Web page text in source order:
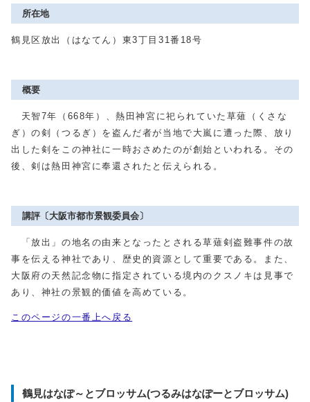
所在地
鶴見区放出（はなてん）東3丁目31番18号
概要
天智7年（668年）、熱田神宮に祀られていた草薙（くさな
ぎ）の剣（つるぎ）を盗んだ者が当地で大嵐に遭った際、放り
出した剣をこの神社に一時おさめたのが創始といわれる。その
後、剣は熱田神宮に奉還されたと伝えられる。
講評〔大阪市都市景観委員会〕
「放出」の地名の由来となったとされる草薙剣盗難事件の故
事を伝える神社であり、歴史的資源として重要である。また、
大阪府の天然記念物に指定されている境内のクスノキは見事で
あり、神社の景観的価値を高めている。
このページの一番上へ戻る
鶴見はなぽ～とブロッサム(つるみはなぽーとブロッサム)